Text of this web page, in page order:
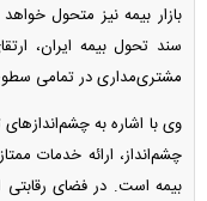
بازار بیمه نیز متحول
سند تحول بیمه ایران،
مشتری‌مداری در تمامی
وی با اشاره به
چشم‌انداز، ارائه خدمات
بیمه است. در فضای رقابتی